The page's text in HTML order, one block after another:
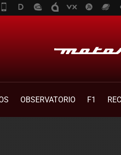
OBSERVATORIO F1